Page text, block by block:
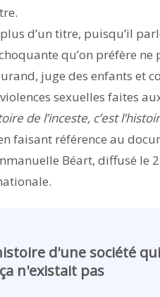
d’un titre, puisqu’il
qu’on préfère ne
juge des enfants et
sexuelles faites
de l’inceste, c’est
faisant référence au
Béart, diffusé le
d'une société
n'existait pas